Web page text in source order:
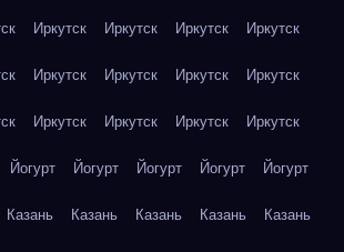
Иркутск Иркутск Иркутск Иркутск
Иркутск Иркутск Иркутск Иркутск
Иркутск Иркутск Иркутск Иркутск
Йогурт Йогурт Йогурт Йогурт Йогурт
Казань Казань Казань Казань Казань